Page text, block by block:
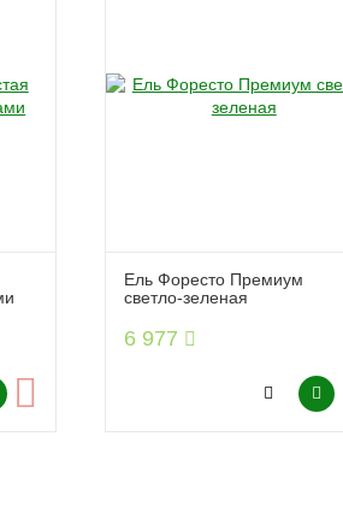
Ель Форесто Премиум
светло-зеленая
6 977